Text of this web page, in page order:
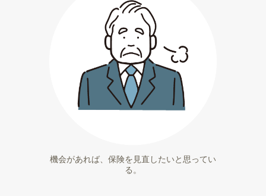
機会があれば、保険を見直したいと思ってい
る。